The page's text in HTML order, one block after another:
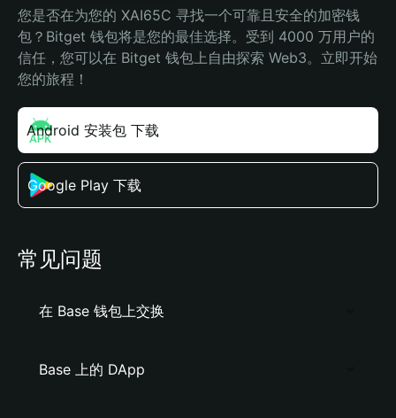
您是否在为您的 XAI65C 寻找一个可靠且安全的加密钱
包？Bitget 钱包将是您的最佳选择。受到 4000 万用户的
信任，您可以在 Bitget 钱包上自由探索 Web3。立即开始
您的旅程！
Android 安装包 下载
Google Play 下载
常见问题
在 Base 钱包上交换
Base 上的 DApp